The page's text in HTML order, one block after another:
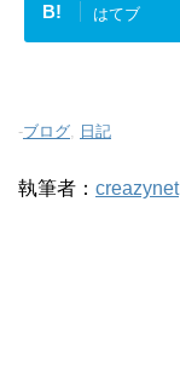
B! はてブ
-ブログ, 日記
執筆者： creazynet